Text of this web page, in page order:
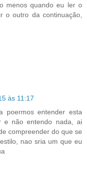
menos quando eu ler o
o outro da continuação,
às 11:17
poermos entender esta
e não entendo nada, ai
compreender do que se
nao sria um que eu